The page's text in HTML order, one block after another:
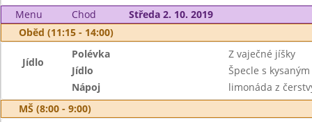
Menu Chod
Středa 2. 10. 2019
Oběd (11:15 - 14:00)
Jídlo
Polévka
Z vaječné jíšky
Jídlo
Špecle s
Nápoj
limonáda z
MŠ (8:00 - 9:00)